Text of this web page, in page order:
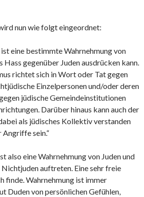
nun wie folgt eingeordnet:
eine bestimmte Wahrnehmung von
Hass gegenüber Juden ausdrücken kann.
richtet sich in Wort oder Tat gegen
Einzelpersonen und/oder deren
jüdische Gemeindeinstitutionen
Darüber hinaus kann auch der
als jüdisches Kollektiv verstanden
sein.“
also eine Wahrnehmung von Juden und
Nichtjuden auftreten. Eine sehr freie
finde. Wahrnehmung ist immer
Duden von persönlichen Gefühlen,